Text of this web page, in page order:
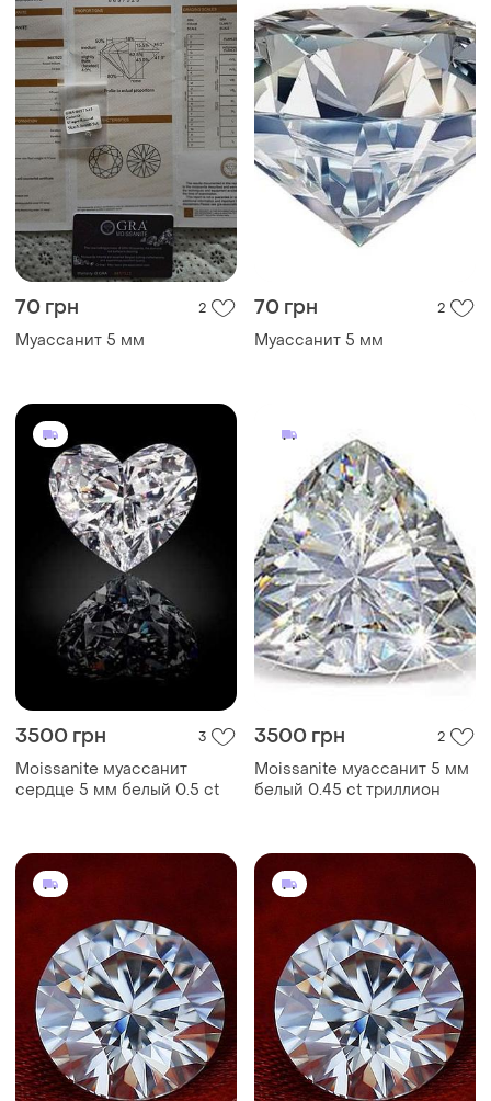
70 грн 2
Муассанит 5 мм
70 грн 2
Муассанит 5 мм
3500 грн 3
Moissanite муассанит
сердце 5 мм белый 0.5 ct
3500 грн 2
Moissanite муассанит 5 мм
белый 0.45 ct триллион